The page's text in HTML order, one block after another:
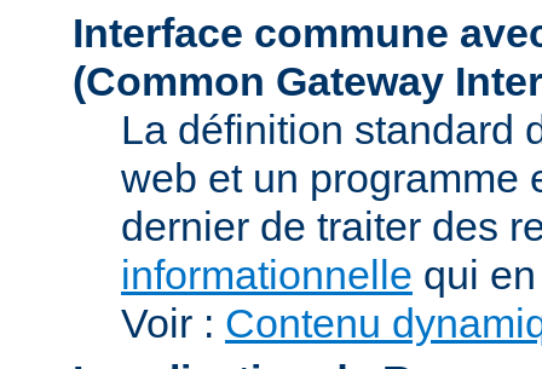
Interface commune
(Common Gateway
La définition standard
web et un programme
dernier de traiter des
informationnelle qui
Voir : Contenu